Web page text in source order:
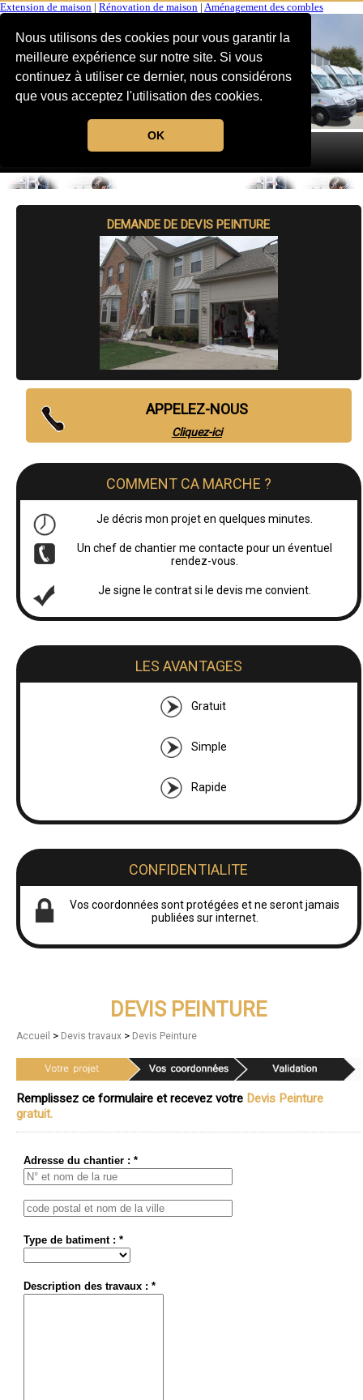
Nous utilisons des cookies pour vous garantir la
meilleure expérience sur notre site. Si vous
continuez à utiliser ce dernier, nous considérons
que vous acceptez l'utilisation des cookies.
OK
Extension de maison Rénovation de maison Aménagement des combles
MENU
DEMANDE DE DEVIS PEINTURE
APPELEZ-NOUS
Cliquez-ici
COMMENT CA MARCHE ?
Je décris mon projet en quelques minutes.
Un chef de chantier me contacte pour un éventuel
rendez-vous.
Je signe le contrat si le devis me convient.
LES AVANTAGES
Gratuit
Simple
Rapide
CONFIDENTIALITE
Vos coordonnées sont protégées et ne seront jamais
publiées sur internet.
DEVIS PEINTURE
Accueil > Devis travaux > Devis Peinture
Remplissez ce formulaire et recevez votre Devis Peinture
gratuit.
Adresse du chantier : *
Type de batiment : *
Description des travaux : *